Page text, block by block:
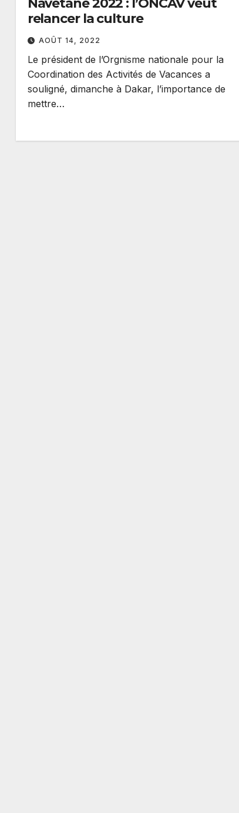
Navetane 2022 : l’ONCAV veut
relancer la culture
AOÛT 14, 2022
Le président de l’Orgnisme nationale pour la
Coordination des Activités de Vacances a
souligné, dimanche à Dakar, l’importance de
mettre…